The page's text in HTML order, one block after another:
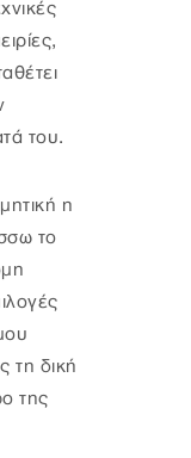
του.
η
το
τη δική
της